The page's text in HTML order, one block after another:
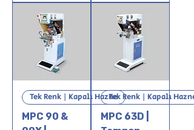
Tek Renk | Kapalı Hazne
MPC 90 &
Tek Renk | Kapalı Hazne
MPC 63D |